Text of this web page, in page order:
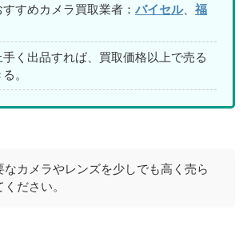
すめカメラ買取業者： バイセル、 福
く出品すれば、買取価格以上で売る
。
なカメラやレンズを少しでも高く売ら
ださい。